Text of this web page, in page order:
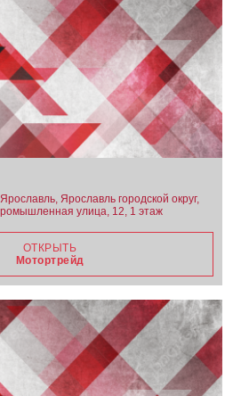
Ярославль городской округ,
улица, 12, 1 этаж
ОТКРЫТЬ
Мотортрейд